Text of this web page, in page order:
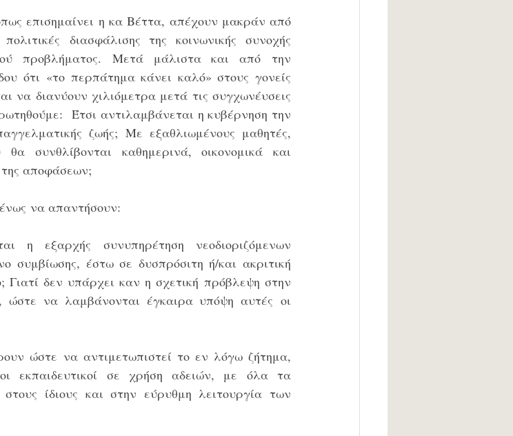
επισημαίνει η κα Βέττα, απέχουν μακράν από
διασφάλισης της κοινωνικής συνοχής
προβλήματος. Μετά μάλιστα και από την
ότι «το περπάτημα κάνει καλό» στους γονείς
να διανύουν χιλιόμετρα μετά τις συγχωνέυσεις
Έτσι αντιλαμβάνεται η κυβέρνηση την
ζωής; Με εξαθλιωμένους μαθητές,
θα συνθλίβονται καθημερινά, οικονομικά και
της αποφάσεων;
να απαντήσουν:
η εξαρχής συνυπηρέτηση νεοδιοριζόμενων
συμβίωσης, έστω σε δυσπρόσιτη ή/και ακριτική
Γιατί δεν υπάρχει καν η σχετική πρόβλεψη στην
να λαμβάνονται έγκαιρα υπόψη αυτές οι
ώστε να αντιμετωπιστεί το εν λόγω ζήτημα,
εκπαιδευτικοί σε χρήση αδειών, με όλα τα
ίδιους και στην εύρυθμη λειτουργία των